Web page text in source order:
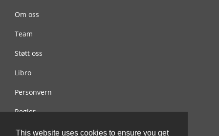
This website uses cookies to ensure you get
Om oss
Team
Støtt oss
Libro
Personvern
Regler
Kontakt oss